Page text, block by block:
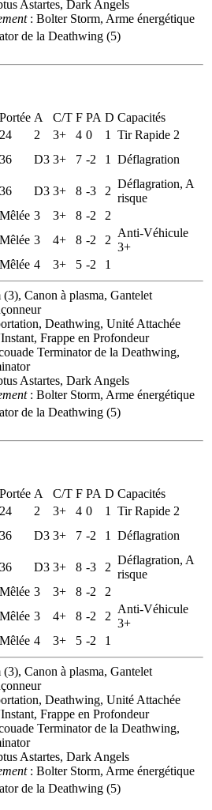
Astartes, Dark Angels
: Bolter Storm, Arme énergétique
de la Deathwing (5)
Portée A C/T F PA D Capacités
24 2 3+ 4 0 1
Tir Rapide 2
36 D3 3+ 7 -2 1
Déflagration
36 D3 3+ 8 -3 2
Déflagration, A
risque
Mêlée 3 3+ 8 -2
2
Mêlée 3 4+ 8 -2 2
Anti-Véhicule
3+
Mêlée 4 3+ 5 -2 1
Canon à plasma, Gantelet
Deathwing, Unité Attachée
Frappe en Profondeur
Terminator de la Deathwing,
Astartes, Dark Angels
: Bolter Storm, Arme énergétique
de la Deathwing (5)
Portée A C/T F PA D Capacités
24 2 3+ 4 0 1
Tir Rapide 2
36 D3 3+ 7 -2 1
Déflagration
36 D3 3+ 8 -3 2
Déflagration, A
risque
Mêlée 3 3+ 8 -2
2
Mêlée 3 4+ 8 -2 2
Anti-Véhicule
3+
Mêlée 4 3+ 5 -2 1
Canon à plasma, Gantelet
Deathwing, Unité Attachée
Frappe en Profondeur
Terminator de la Deathwing,
Astartes, Dark Angels
: Bolter Storm, Arme énergétique
de la Deathwing (5)